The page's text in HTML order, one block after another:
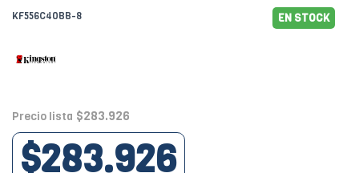
KF556C40BB-8 EN STOCK
Precio lista $283.926
$283.926